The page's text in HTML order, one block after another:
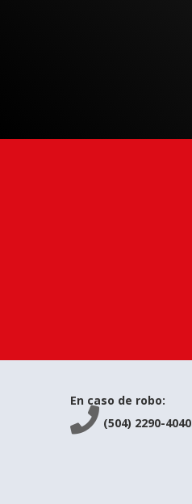
En caso de robo:
 (504) 2290-4040